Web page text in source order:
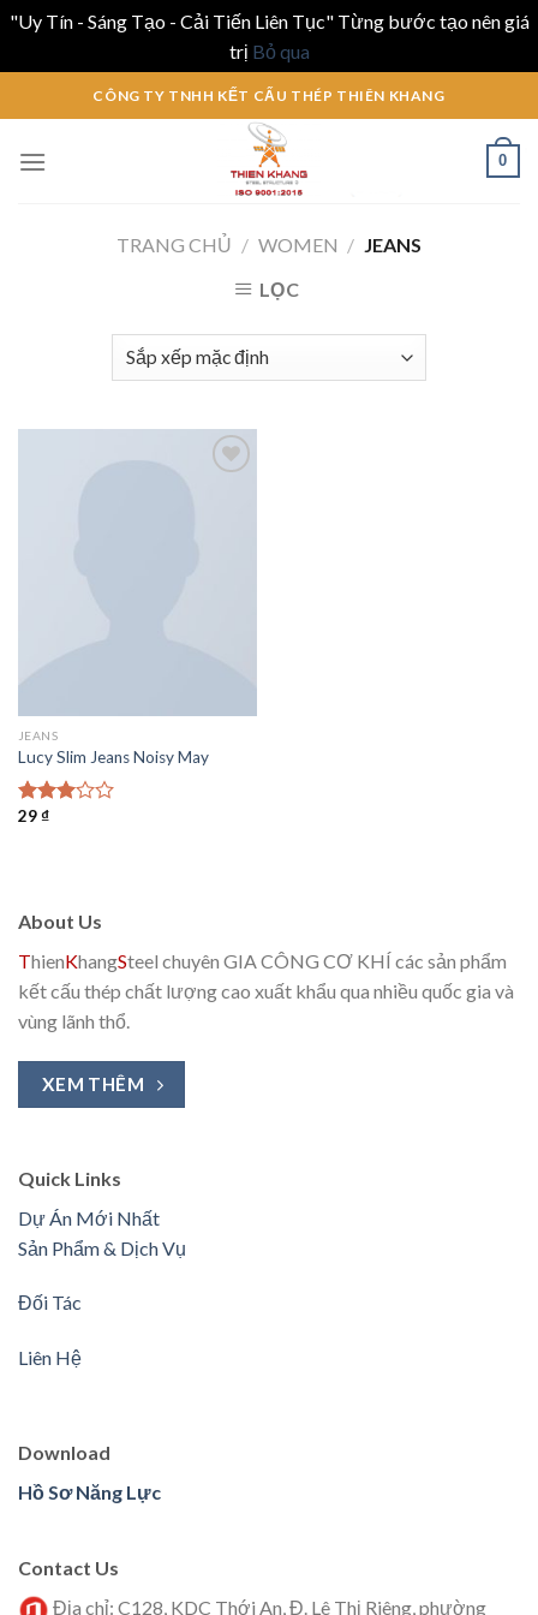
"Uy Tín - Sáng Tạo - Cải Tiến Liên Tục" Từng bước tạo nên giá
trị Bỏ qua
to
CÔNG TY TNHH KẾT CẤU THÉP THIÊN KHANG
0
TRANG CHỦ / WOMEN / JEANS
LỌC
JEANS
Lucy Slim Jeans Noisy May
Được
29₫
About Us
ThienKhangSteel chuyên GIA CÔNG CƠ KHÍ các sản phẩm
kết cấu thép chất lượng cao xuất khẩu qua nhiều quốc gia và
vùng lãnh thổ.
XEM THÊM
Quick Links
Dự Án Mới Nhất
Sản Phẩm & Dịch Vụ
Đối Tác
Liên Hệ
Download
Hồ Sơ Năng Lực
Contact Us
Địa chỉ: C128, KDC Thới An, Đ. Lê Thị Riêng, phường